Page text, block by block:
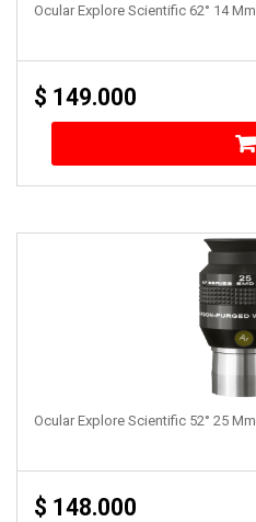
Ocular Explore Scientific 62° 14 Mm
$ 149.000
Ocular Explore Scientific 52° 25 Mm
$ 148.000